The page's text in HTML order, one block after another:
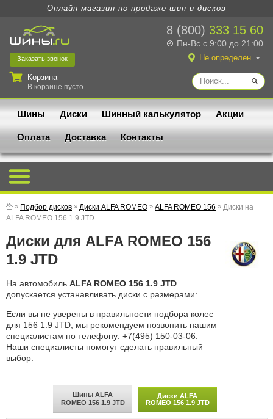
Онлайн магазин по продаже шин и дисков
8 (800) 333 15 60
Пн-Вс с 9:00 до 21:00
Заказать звонок
Корзина
В корзине пусто.
Не определен
Шины Диски Шинный калькулятор Акции
Оплата Доставка Контакты
» Подбор дисков » Диски ALFA ROMEO » ALFA ROMEO 156 » Диски на
ALFA ROMEO 156 1.9 JTD
Диски для ALFA ROMEO 156
1.9 JTD
На автомобиль ALFA ROMEO 156 1.9 JTD
допускается устанавливать диски с размерами:
Если вы не уверены в правильности подбора колес
для 156 1.9 JTD, мы рекомендуем позвонить нашим
специалистам по телефону: +7(495) 150-03-06.
Наши специалисты помогут сделать правильный
выбор.
Шины ALFA
ROMEO 156 1.9 JTD
Диски ALFA
ROMEO 156 1.9 JTD